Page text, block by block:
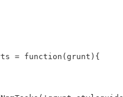
= function ( grunt ){